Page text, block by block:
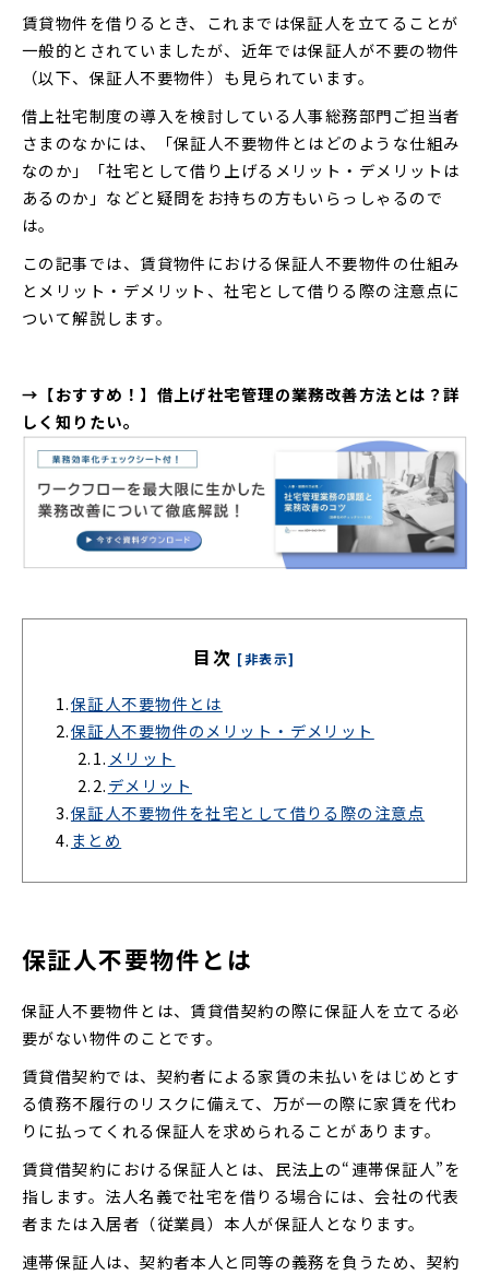
賃貸物件を借りるとき、これまでは保証人を立てることが
一般的とされていましたが、近年では保証人が不要の物件
（以下、保証人不要物件）も見られています。
借上社宅制度の導入を検討している人事総務部門ご担当者
さまのなかには、「保証人不要物件とはどのような仕組み
なのか」「社宅として借り上げるメリット・デメリットは
あるのか」などと疑問をお持ちの方もいらっしゃるので
は。
この記事では、賃貸物件における保証人不要物件の仕組み
とメリット・デメリット、社宅として借りる際の注意点に
ついて解説します。
→【おすすめ！】借上げ社宅管理の業務改善方法とは？詳
しく知りたい。
目次 [非表示]
1.保証人不要物件とは
2.保証人不要物件のメリット・デメリット
2.1. メリット
2.2.デメリット
3.保証人不要物件を社宅として借りる際の注意点
4. まとめ
保証人不要物件とは
保証人不要物件とは、賃貸借契約の際に保証人を立てる必
要がない物件のことです。
賃貸借契約では、契約者による家賃の未払いをはじめとす
る債務不履行のリスクに備えて、万が一の際に家賃を代わ
りに払ってくれる保証人を求められることがあります。
賃貸借契約における保証人とは、民法上の“連帯保証人”を
指します。法人名義で社宅を借りる場合には、会社の代表
者または入居者（従業員）本人が保証人となります。
連帯保証人は、契約者本人と同等の義務を負うため、契約